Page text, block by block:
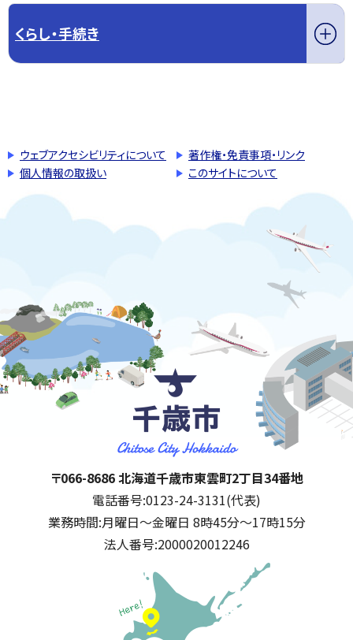
くらし・手続き
ウェブアクセシビリティについて
著作権・免責事項・リンク
個人情報の取扱い
このサイトについて
千歳市
住所:
〒066-8686 北海道千歳市東雲町2丁目34番地
電話番号:0123-24-3131(代表)
業務時間:月曜日～金曜日 8時45分～17時15分
法人番号:2000020012246